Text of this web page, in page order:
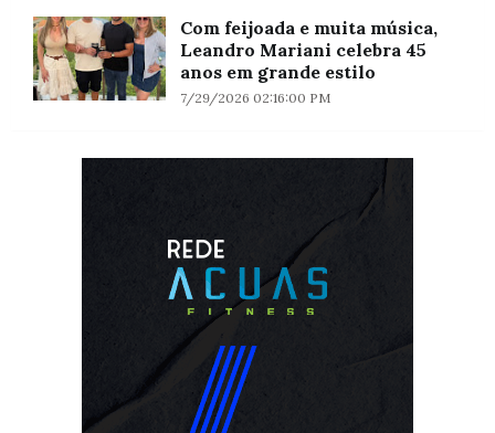
Com feijoada e muita música,
Leandro Mariani celebra 45
anos em grande estilo
7/29/2026 02:16:00 PM